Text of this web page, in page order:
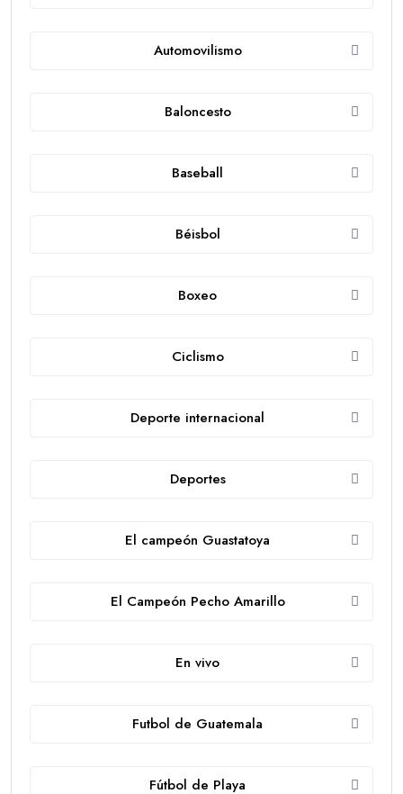
Automovilismo
Baloncesto
Baseball
Béisbol
Boxeo
Ciclismo
Deporte internacional
Deportes
El campeón Guastatoya
El Campeón Pecho Amarillo
En vivo
Futbol de Guatemala
Fútbol de Playa